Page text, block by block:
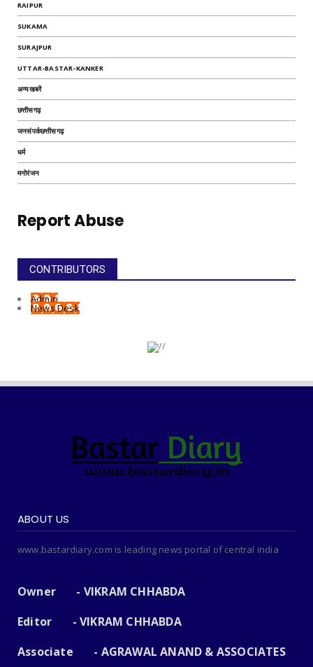
RAIPUR
SUKAMA
SURAJPUR
UTTAR-BASTAR-KANKER
अन्यखबरें
छत्तीसगढ़
जनसंपर्कछत्तीसगढ़
धर्म
मनोरंजन
Report Abuse
CONTRIBUTORS
Admin
News Desk
ABOUT US
www.bastardiary.com is leading news portal of central india
Owner - VIKRAM CHHABDA
Editor - VIKRAM CHHABDA
Associate - AGRAWAL ANAND & ASSOCIATES